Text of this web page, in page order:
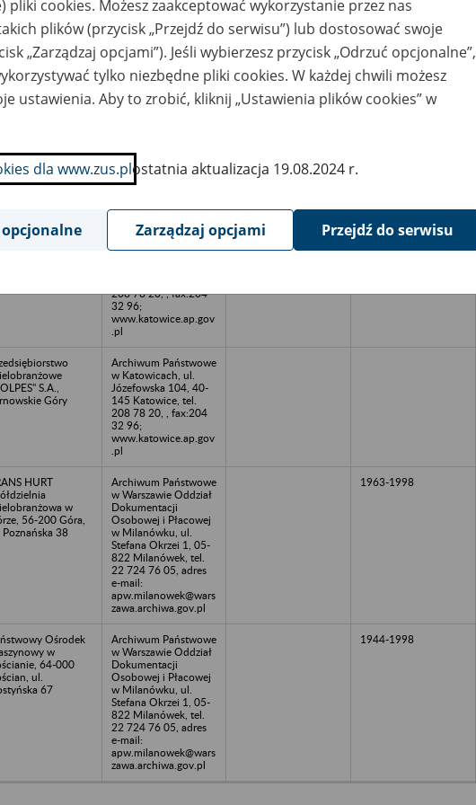
z o.o., Piekary
Zbrojarskich,
i
Pref sp. z
GAJA Sp. z o.o., ul.
Zebrzydowska 117,
44-200 Rybnik
Drobiu
sp. z
44-238
Zebrzydowska 117,
44-200 Rybnik
Mięsa
Archiwum Państwowe
208 78 20, , fax:204
32 96;
www.katowice.ap.gov
.pl
S.A.,
Góry
Archiwum Państwowe
w Katowicach, ul.
Józefowska 104, 40-
145 Katowice, tel.
208 78 20, , fax:204
32 96;
www.katowice.ap.gov
.pl
HURT
w
56-200 Góra,
Poznańska 38
Archiwum Państwowe
w Warszawie Oddział
Dokumentacji
Osobowej i Płacowej
w Milanówku, ul.
Stefana Okrzei 1, 05-
822 Milanówek, tel.
22 724 76 05, adres
e-mail:
apw.milanowek@wars
zawa.archiwa.gov.pl
1963-1998
Ośrodek
w
64-000
ul.
67
Archiwum Państwowe
w Warszawie Oddział
Dokumentacji
Osobowej i Płacowej
w Milanówku, ul.
Stefana Okrzei 1, 05-
822 Milanówek, tel.
22 724 76 05, adres
e-mail:
apw.milanowek@wars
zawa.archiwa.gov.pl
1944-1998
pliki cookies. Możesz zaakceptować wykorzystanie przez nas
plików (przycisk „Przejdź do serwisu”) lub dostosować swoje
„Zarządzaj opcjami”). Jeśli wybierzesz przycisk „Odrzuć opcjonalne”,
tylko niezbędne pliki cookies. W każdej chwili możesz
ustawienia. Aby to zrobić, kliknij „Ustawienia plików cookies” w
dla www.zus.plostatnia aktualizacja 19.08.2024 r.
Zarządzaj opcjami Przejdź do serwisu